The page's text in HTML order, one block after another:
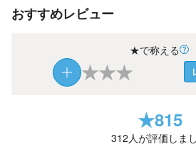
おすすめレビュー
★で称える
★★★
★815
312人が評価しま